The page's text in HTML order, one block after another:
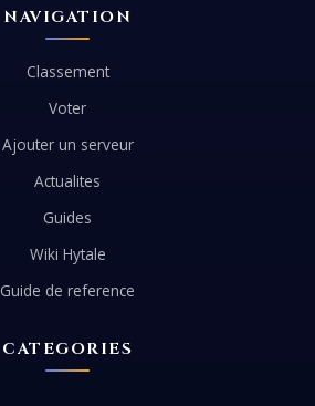
NAVIGATION
Classement
Voter
Ajouter un serveur
Actualites
Guides
Wiki Hytale
Guide de reference
CATEGORIES